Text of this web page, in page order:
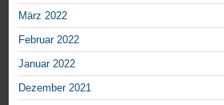
März 2022
Februar 2022
Januar 2022
Dezember 2021